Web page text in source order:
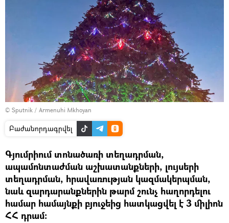
© Sputnik / Armenuhi Mkhoyan
Բաժանորդագրվել
Գյումրիում տոնածառի տեղադրման,
ապամոնտաժման աշխատանքների, լույսերի
տեղադրման, հրավառության կազմակերպման,
նաև զարդարանքներին թարմ շունչ հաղորդելու
համար համայնքի բյուջեից հատկացվել է 3 միլիոն
ՀՀ դրամ: